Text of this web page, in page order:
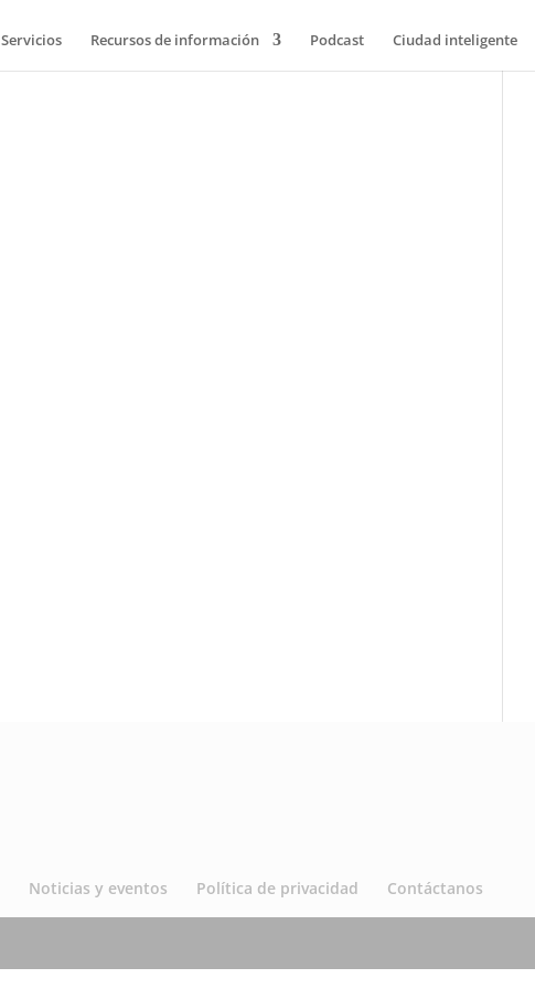
Servicios Recursos de información Podcast Ciudad inteligente
Noticias y eventos Política de privacidad Contáctanos